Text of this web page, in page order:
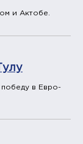
и Актобе.
в Евро-